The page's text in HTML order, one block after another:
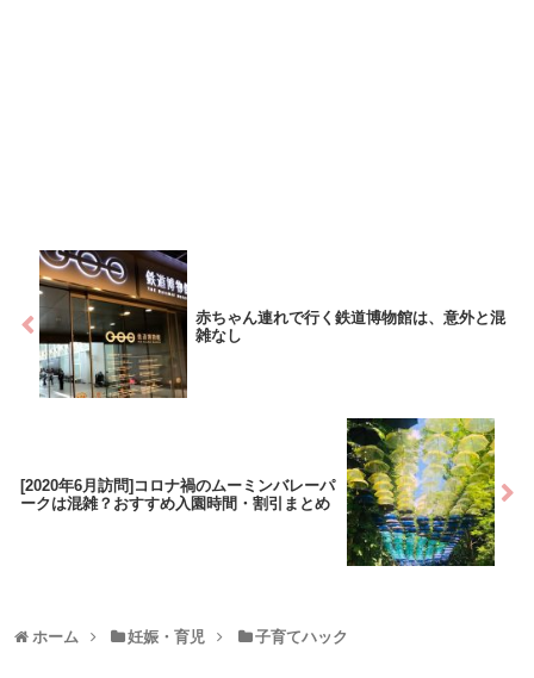
赤ちゃん連れで行く鉄道博物館は、意外と混
雑なし
[2020年6月訪問]コロナ禍のムーミンバレーパ
ークは混雑？おすすめ入園時間・割引まとめ
ホーム 妊娠・育児 子育てハック